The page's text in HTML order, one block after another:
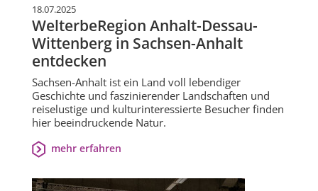
18.07.2025
WelterbeRegion Anhalt-Dessau-
Wittenberg in Sachsen-Anhalt
entdecken
Sachsen-Anhalt ist ein Land voll lebendiger
Geschichte und faszinierender Landschaften und
reiselustige und kulturinteressierte Besucher finden
hier beeindruckende Natur.
mehr erfahren